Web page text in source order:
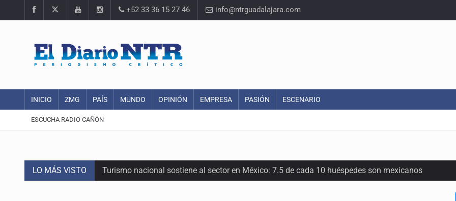
+52 33 36 15 27 46 info@ntrguadalajara.com
INICIO ZMG PAÍS MUNDO OPINIÓN EMPRESA PASIÓN ESCENARIO
ESCUCHA RADIO CAÑÓN
LO MÁS VISTO Turismo nacional sostiene al sector en México: 7.5 de cada 10 huéspedes son mexicanos